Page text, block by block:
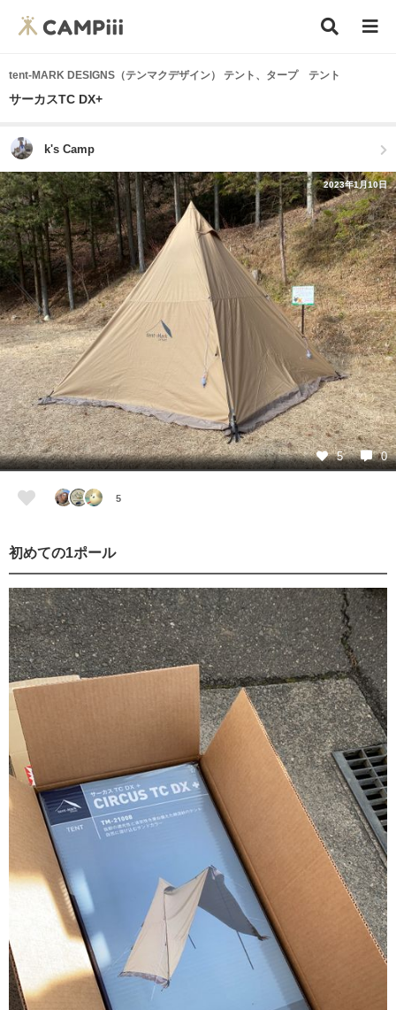
tent-MARK DESIGNS（テンマクデザイン） テント、タープ テント
サーカスTC DX+
k's Camp
2023年1月10日
5 0
5
初めての1ポール